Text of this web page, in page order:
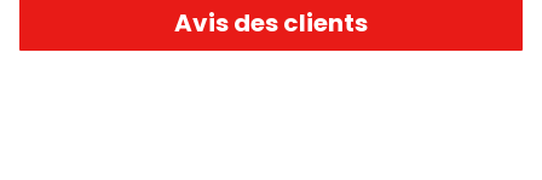
Avis des clients